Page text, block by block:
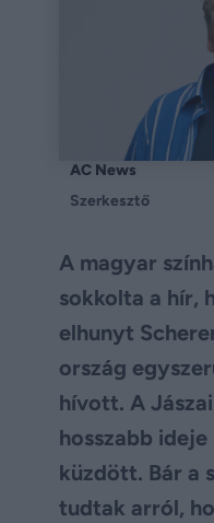
AC News
Szerkesztő
A magyar
sokkolta a hír,
elhunyt
ország
hívott. A
hosszabb
küzdött. Bár a
tudtak arról,